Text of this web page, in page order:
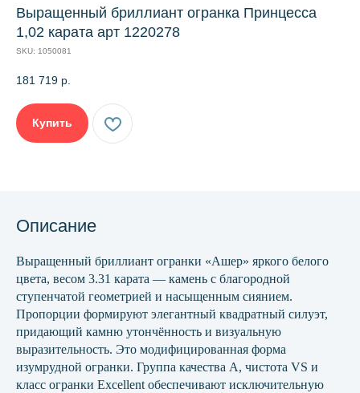
Выращенный бриллиант огранка Принцесса
1,02 карата арт 1220278
SKU: 1050081
181 719 р.
Купить
Описание
Выращенный бриллиант огранки «Ашер» яркого белого
цвета, весом 3.31 карата — камень с благородной
ступенчатой геометрией и насыщенным сиянием.
Пропорции формируют элегантный квадратный силуэт,
придающий камню утончённость и визуальную
выразительность. Это модифицированная форма
изумрудной огранки. Группа качества А, чистота VS и
класс огранки Excellent обеспечивают исключительную